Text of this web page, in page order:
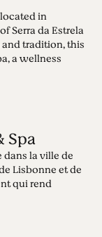
in
Serra da Estrela
tradition, this
a wellness
Spa
dans la ville de
Lisbonne et de
qui rend